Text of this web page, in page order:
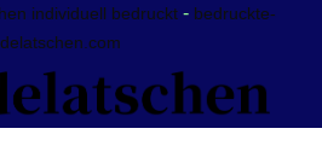
individuell bedruckt - bedruckte-